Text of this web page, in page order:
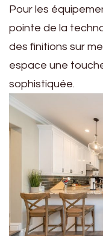
Pour les
pointe de la
des finitions sur
espace une
sophistiquée.